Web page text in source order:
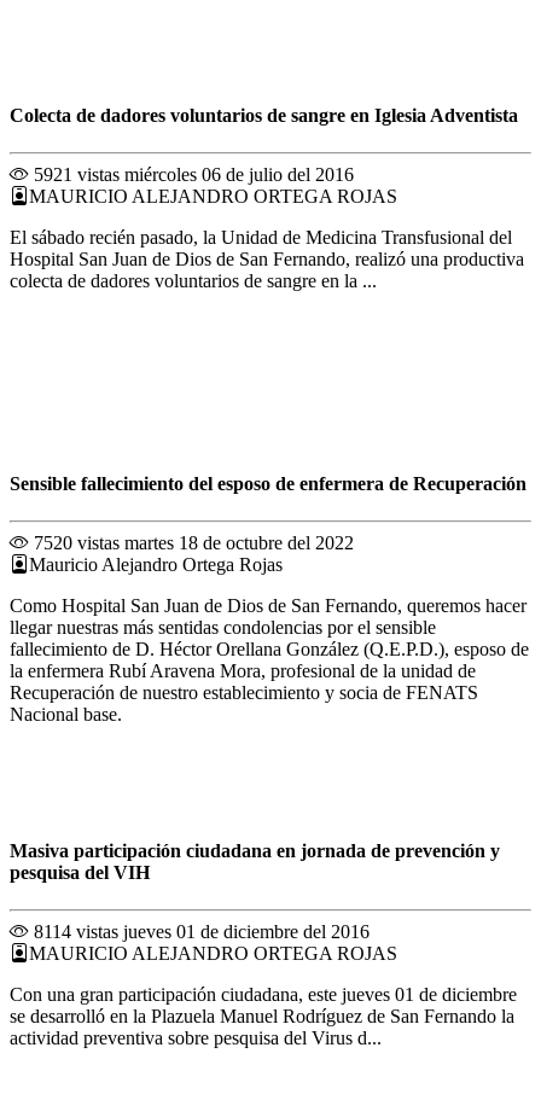
Colecta de dadores voluntarios de sangre en Iglesia Adventista
5921 vistas miércoles 06 de julio del 2016
MAURICIO ALEJANDRO ORTEGA ROJAS
El sábado recién pasado, la Unidad de Medicina Transfusional del
Hospital San Juan de Dios de San Fernando, realizó una productiva
colecta de dadores voluntarios de sangre en la ...
Sensible fallecimiento del esposo de enfermera de Recuperación
7520 vistas martes 18 de octubre del 2022
Mauricio Alejandro Ortega Rojas
Como Hospital San Juan de Dios de San Fernando, queremos hacer
llegar nuestras más sentidas condolencias por el sensible
fallecimiento de D. Héctor Orellana González (Q.E.P.D.), esposo de
la enfermera Rubí Aravena Mora, profesional de la unidad de
Recuperación de nuestro establecimiento y socia de FENATS
Nacional base.
Masiva participación ciudadana en jornada de prevención y
pesquisa del VIH
8114 vistas jueves 01 de diciembre del 2016
MAURICIO ALEJANDRO ORTEGA ROJAS
Con una gran participación ciudadana, este jueves 01 de diciembre
se desarrolló en la Plazuela Manuel Rodríguez de San Fernando la
actividad preventiva sobre pesquisa del Virus d...